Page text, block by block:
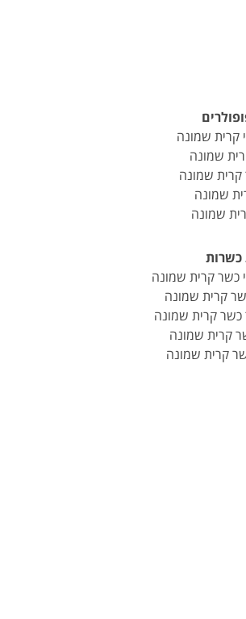
קרית שמונה
שמונה
קרית שמונה
שמונה
שמונה
כשרות
כשר קרית שמונה
קרית שמונה
כשר קרית שמונה
קרית שמונה
קרית שמונה